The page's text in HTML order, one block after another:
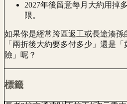
2027年後留意每月大約用掉
限。
如果你是經常跨區返工或長途湊
「兩折後大約要多付多少」還是
險」呢？
標籤